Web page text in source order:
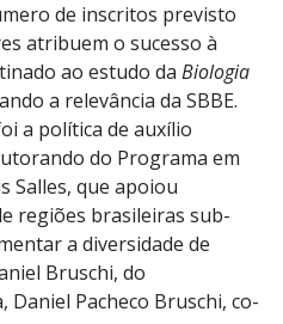
de inscritos previsto
atribuem o sucesso à
ao estudo da Biologia
a relevância da SBBE.
a política de auxílio
do Programa em
Salles, que apoiou
regiões brasileiras sub-
a diversidade de
Bruschi, do
Daniel Pacheco Bruschi, co-